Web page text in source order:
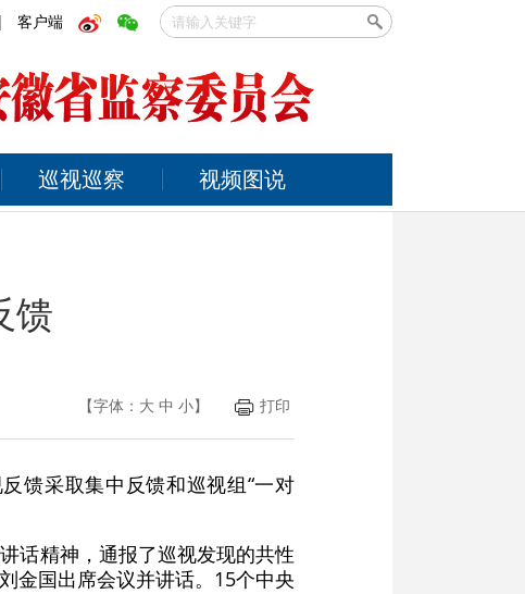
客户端
巡视巡察 视频图说
馈
【字体： 大 中 小】 打印
馈采取集中反馈和巡视组“一对
话精神，通报了巡视发现的共性
金国出席会议并讲话。15个中央